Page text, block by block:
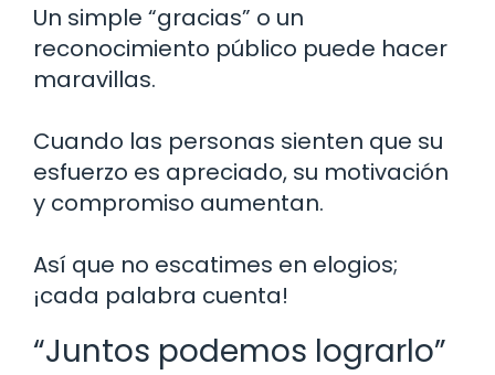
Un simple “gracias” o un
reconocimiento público puede hacer
maravillas.
Cuando las personas sienten que su
esfuerzo es apreciado, su motivación
y compromiso aumentan.
Así que no escatimes en elogios;
¡cada palabra cuenta!
“Juntos podemos lograrlo”